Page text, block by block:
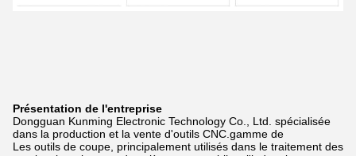
Présentation de l'entreprise
Dongguan Kunming Electronic Technology Co., Ltd. spécialisée
dans la production et la vente d'outils CNC. gamme de
Les outils de coupe, principalement utilisés dans le traitement des